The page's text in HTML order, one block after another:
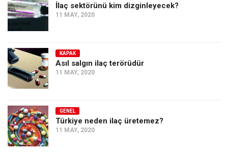
İlaç sektörünü kim dizginleyecek?
11 MAY, 2020
KAPAK
Asıl salgın ilaç terörüdür
11 MAY, 2020
GENEL
Türkiye neden ilaç üretemez?
11 MAY, 2020